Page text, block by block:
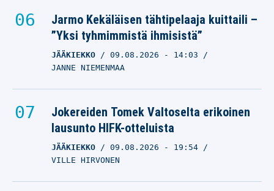
Jarmo Kekäläisen tähtipelaaja kuittaili –
”Yksi tyhmimmistä ihmisistä”
JÄÄKIEKKO 09.08.2026 - 14:03
JANNE NIEMENMAA
Jokereiden Tomek Valtoselta erikoinen
lausunto HIFK-otteluista
JÄÄKIEKKO 09.08.2026 - 19:54
VILLE HIRVONEN